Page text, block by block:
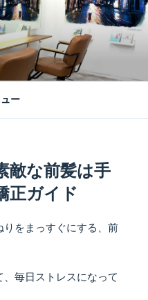
AME TO LAMP -
プ】のHPです。「本」と「髪質改
ー
敵な前髪は手
正ガイド
をまっすぐにする、前
毎日ストレスになって